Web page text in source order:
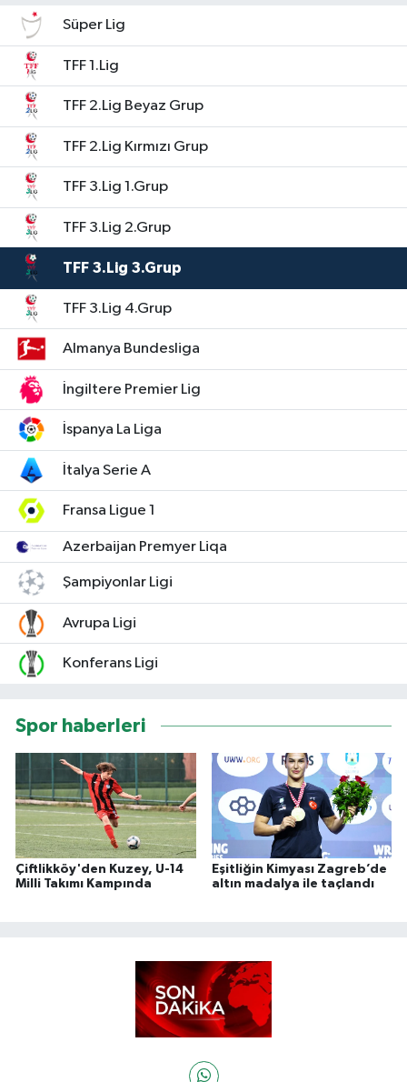
Süper Lig
TFF 1.Lig
TFF 2.Lig Beyaz Grup
TFF 2.Lig Kırmızı Grup
TFF 3.Lig 1.Grup
TFF 3.Lig 2.Grup
TFF 3.Lig 3.Grup
TFF 3.Lig 4.Grup
Almanya Bundesliga
İngiltere Premier Lig
İspanya La Liga
İtalya Serie A
Fransa Ligue 1
Azerbaijan Premyer Liqa
Şampiyonlar Ligi
Avrupa Ligi
Konferans Ligi
Spor haberleri
Çiftlikköy'den Kuzey, U-14
Milli Takımı Kampında
Eşitliğin Kimyası Zagreb’de
altın madalya ile taçlandı